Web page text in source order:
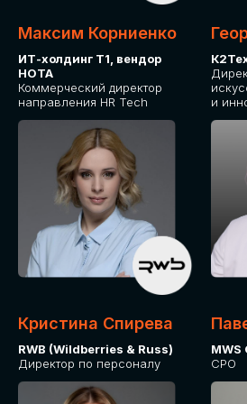
Максим Корниенко
ИТ-холдинг Т1, вендор
НОТА
Коммерческий директор
направления HR Tech
и
Кристина Спирева
RWB (Wildberries & Russ)
Директор по персоналу
MWS
CPO